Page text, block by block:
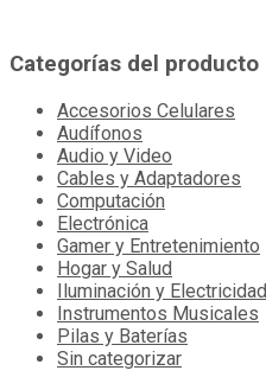
Categorías del producto
Accesorios Celulares
Audífonos
Audio y Video
Cables y Adaptadores
Computación
Electrónica
Gamer y Entretenimiento
Hogar y Salud
Iluminación y Electricidad
Instrumentos Musicales
Pilas y Baterías
Sin categorizar